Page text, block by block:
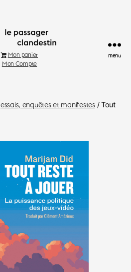
Passager
Mon panier
Mon Compte
menu
essais, enquêtes et manifestes/ Tout